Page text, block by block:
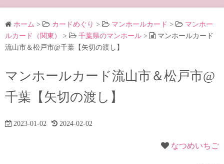
リ
ー ホーム > カードめぐり > マンホールカード >
マンホー
ルカード（関東）
> 千葉県のマンホール >
マンホールカード
流山市＆松戸市@千葉【矢切の渡し】
マンホールカード流山市＆松戸市@
千葉【矢切の渡し】
2023-01-02 2024-02-02
なつめいちご